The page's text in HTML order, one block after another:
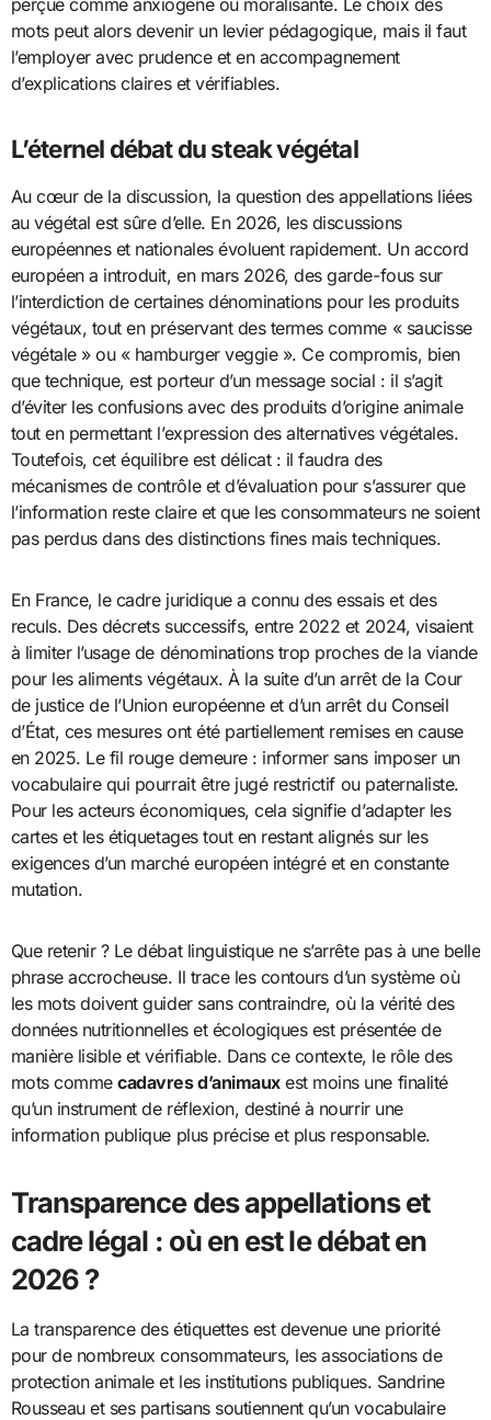
mots peut alors devenir un levier pédagogique, mais il faut
l’employer avec prudence et en accompagnement
d’explications claires et vérifiables.
L’éternel débat du steak végétal
Au cœur de la discussion, la question des appellations liées
au végétal est sûre d’elle. En 2026, les discussions
européennes et nationales évoluent rapidement. Un accord
européen a introduit, en mars 2026, des garde-fous sur
l’interdiction de certaines dénominations pour les produits
végétaux, tout en préservant des termes comme « saucisse
végétale » ou « hamburger veggie ». Ce compromis, bien
que technique, est porteur d’un message social : il s’agit
d’éviter les confusions avec des produits d’origine animale
tout en permettant l’expression des alternatives végétales.
Toutefois, cet équilibre est délicat : il faudra des
mécanismes de contrôle et d’évaluation pour s’assurer que
l’information reste claire et que les consommateurs ne soient
pas perdus dans des distinctions fines mais techniques.
En France, le cadre juridique a connu des essais et des
reculs. Des décrets successifs, entre 2022 et 2024, visaient
à limiter l’usage de dénominations trop proches de la viande
pour les aliments végétaux. À la suite d’un arrêt de la Cour
de justice de l’Union européenne et d’un arrêt du Conseil
d’État, ces mesures ont été partiellement remises en cause
en 2025. Le fil rouge demeure : informer sans imposer un
vocabulaire qui pourrait être jugé restrictif ou paternaliste.
Pour les acteurs économiques, cela signifie d’adapter les
cartes et les étiquetages tout en restant alignés sur les
exigences d’un marché européen intégré et en constante
mutation.
Que retenir ? Le débat linguistique ne s’arrête pas à une belle
phrase accrocheuse. Il trace les contours d’un système où
les mots doivent guider sans contraindre, où la vérité des
données nutritionnelles et écologiques est présentée de
manière lisible et vérifiable. Dans ce contexte, le rôle des
mots commecadavres d’animauxest moins une finalité
qu’un instrument de réflexion, destiné à nourrir une
information publique plus précise et plus responsable.
Transparence des appellations et
cadre légal : où en est le débat en
2026 ?
La transparence des étiquettes est devenue une priorité
pour de nombreux consommateurs, les associations de
protection animale et les institutions publiques. Sandrine
Rousseau et ses partisans soutiennent qu’un vocabulaire